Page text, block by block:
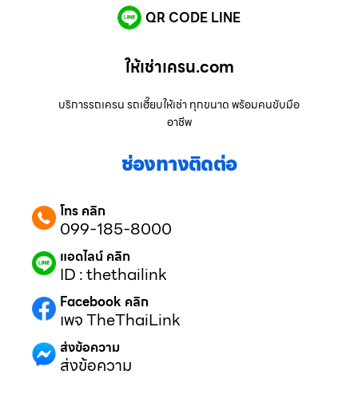
QR CODE LINE
ให้เช่าเครน.com
บริการรถเครน รถเฮี๊ยบให้เช่า ทุกขนาด พร้อมคนขับมือ
อาชีพ
ช่องทางติดต่อ
โทร คลิก
099-185-8000
แอดไลน์ คลิก
ID : thethailink
Facebook คลิก
เพจ TheThaiLink
ส่งข้อความ
ส่งข้อความ